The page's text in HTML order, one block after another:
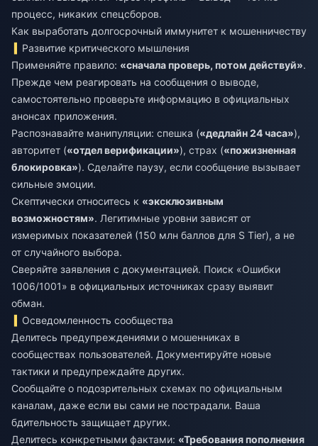
процесс, никаких спецсборов.
Как выработать долгосрочный иммунитет к мошенничеству
Развитие критического мышления
Применяйте правило: «сначала проверь, потом действуй».
Прежде чем реагировать на сообщения о выводе,
самостоятельно проверьте информацию в официальных
анонсах приложения.
Распознавайте манипуляции: спешка («дедлайн 24 часа»),
авторитет («отдел верификации»), страх («пожизненная
блокировка»). Сделайте паузу, если сообщение вызывает
сильные эмоции.
Скептически относитесь к «эксклюзивным
возможностям». Легитимные уровни зависят от
измеримых показателей (150 млн баллов для S Tier), а не
от случайного выбора.
Сверяйте заявления с документацией. Поиск «Ошибки
1006/1001» в официальных источниках сразу выявит
обман.
Осведомленность сообщества
Делитесь предупреждениями о мошенниках в
сообществах пользователей. Документируйте новые
тактики и предупреждайте других.
Сообщайте о подозрительных схемах по официальным
каналам, даже если вы сами не пострадали. Ваша
бдительность защищает других.
Делитесь конкретными фактами: «Требования пополнения